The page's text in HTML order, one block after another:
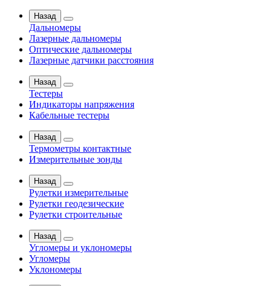
Назад
Дальномеры
Лазерные дальномеры
Оптические дальномеры
Лазерные датчики расстояния
Назад
Тестеры
Индикаторы напряжения
Кабельные тестеры
Назад
Термометры контактные
Измерительные зонды
Назад
Рулетки измерительные
Рулетки геодезические
Рулетки строительные
Назад
Угломеры и уклономеры
Угломеры
Уклономеры